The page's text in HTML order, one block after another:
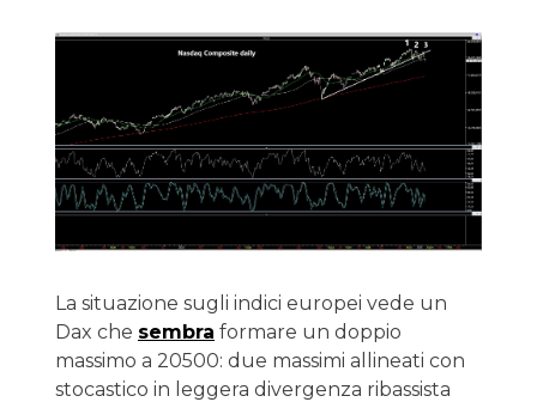
La situazione sugli indici europei vede un
Dax che sembra formare un doppio
massimo a 20500: due massimi allineati con
stocastico in leggera divergenza ribassista